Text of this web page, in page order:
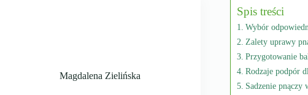
Spis treści
Wybór
Zalety uprawy
Przygotowanie
Rodzaje podpór
Sadzenie pnączy
Magdalena Zielińska